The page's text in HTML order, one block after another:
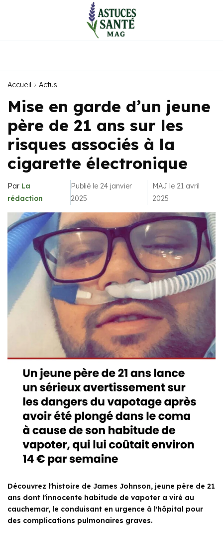
Accueil Actus
Mise en garde d’un jeune
père de 21 ans sur les
risques associés à la
cigarette électronique
Par La
rédaction
Publié le 24 janvier
2025
MAJ le 21 avril
2025
Découvrez l'histoire de James Johnson, jeune père de 21
ans dont l'innocente habitude de vapoter a viré au
cauchemar, le conduisant en urgence à l'hôpital pour
des complications pulmonaires graves.